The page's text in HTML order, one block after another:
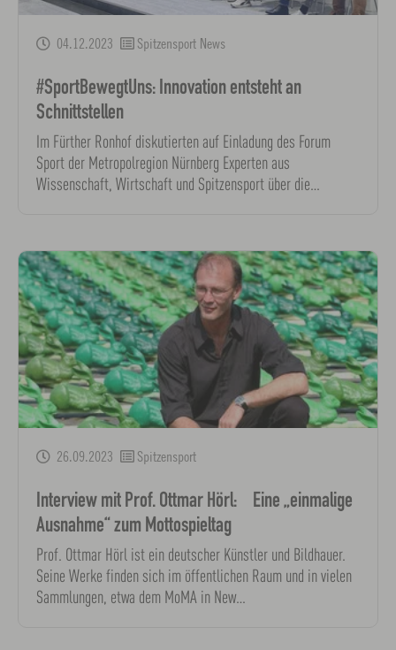
04.12.2023 Spitzensport News
#SportBewegtUns: Innovation entsteht an
Schnittstellen
Im Fürther Ronhof diskutierten auf Einladung des Forum
Sport der Metropolregion Nürnberg Experten aus
Wissenschaft, Wirtschaft und Spitzensport über die…
26.09.2023 Spitzensport
Interview mit Prof. Ottmar Hörl: Eine „einmalige
Ausnahme“ zum Mottospieltag
Prof. Ottmar Hörl ist ein deutscher Künstler und Bildhauer.
Seine Werke finden sich im öffentlichen Raum und in vielen
Sammlungen, etwa dem MoMA in New…